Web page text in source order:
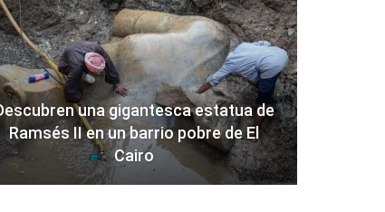
una gigantesca estatua de
Ramsés II en un barrio pobre de El
Cairo